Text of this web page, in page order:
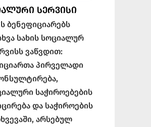
ᲡᲔᲠᲕᲘᲡᲘ
ბენეფიციარებს
სახის სოციალურ
ვაწვდით:
პირველადი
საჭიროებების
და საჭიროების
არსებულ